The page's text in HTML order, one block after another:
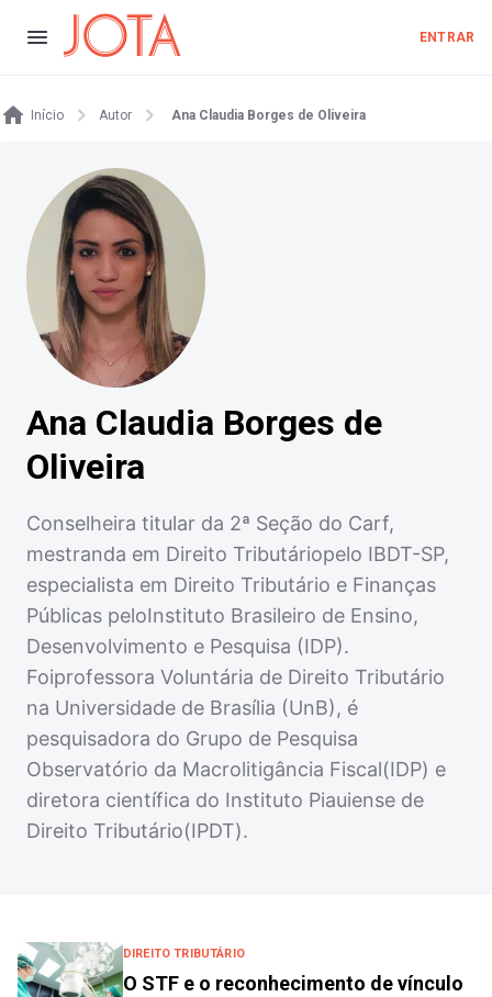
ENTRAR
Início Autor Ana Claudia Borges de Oliveira
Ana Claudia Borges de
Oliveira
Conselheira titular da 2ª Seção do Carf,
mestranda em Direito Tributáriopelo IBDT-SP,
especialista em Direito Tributário e Finanças
Públicas peloInstituto Brasileiro de Ensino,
Desenvolvimento e Pesquisa (IDP).
Foiprofessora Voluntária de Direito Tributário
na Universidade de Brasília (UnB), é
pesquisadora do Grupo de Pesquisa
Observatório da Macrolitigância Fiscal(IDP) e
diretora científica do Instituto Piauiense de
Direito Tributário(IPDT).
DIREITO TRIBUTÁRIO
O STF e o reconhecimento de vínculo